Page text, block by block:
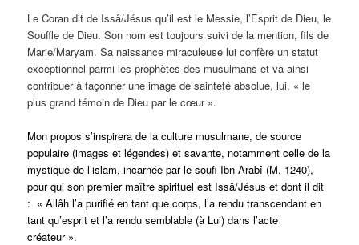
Le Coran dit de Issâ/Jésus qu’il est le Messie, l’Esprit de Dieu, le
Souffle de Dieu. Son nom est toujours suivi de la mention, fils de
Marie/Maryam. Sa naissance miraculeuse lui confère un statut
exceptionnel parmi les prophètes des musulmans et va ainsi
contribuer à façonner une image de sainteté absolue, lui, « le
plus grand témoin de Dieu par le cœur ».
Mon propos s’inspirera de la culture musulmane, de source
populaire (images et légendes) et savante, notamment celle de la
mystique de l’islam, incarnée par le soufi Ibn Arabî (M. 1240),
pour qui son premier maître spirituel est Issâ/Jésus et dont il dit
: « Allâh l’a purifié en tant que corps, l’a rendu transcendant en
tant qu’esprit et l’a rendu semblable (à Lui) dans l’acte
créateur ».